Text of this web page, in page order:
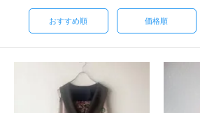
おすすめ順 価格順